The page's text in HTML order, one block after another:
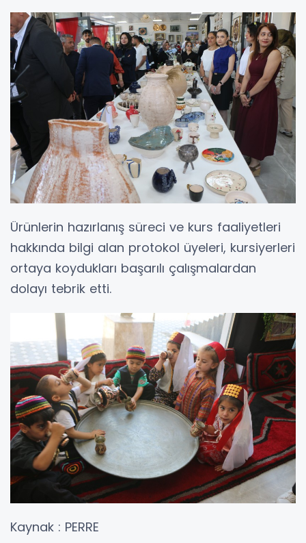
Ürünlerin hazırlanış süreci ve kurs faaliyetleri
hakkında bilgi alan protokol üyeleri, kursiyerleri
ortaya koydukları başarılı çalışmalardan
dolayı tebrik etti.
Kaynak : PERRE